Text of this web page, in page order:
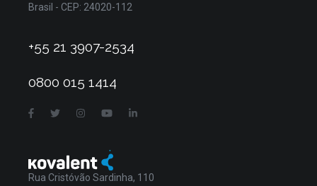
Brasil - CEP: 24020-112
+55 21 3907-2534
0800 015 1414
Rua Cristóvão Sardinha, 110